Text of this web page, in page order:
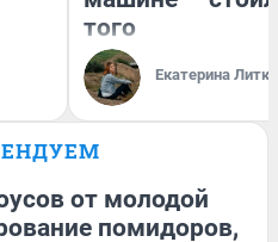
того
Екатерина
от молодой
помидоров,